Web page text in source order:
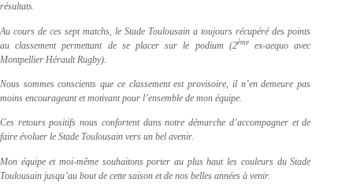
résultats.
Au cours de ces sept matchs, le Stade Toulousain a toujours récupéré des points
au classement permettant de se placer sur le podium (2èmeex-aequo avec
Montpellier Hérault Rugby).
Nous sommes conscients que ce classement est provisoire, il n’en demeure pas
moins encourageant et motivant pour l’ensemble de mon équipe.
Ces retours positifs nous confortent dans notre démarche d’accompagner et de
faire évoluer le Stade Toulousain vers un bel avenir.
Mon équipe et moi-même souhaitons porter au plus haut les couleurs du Stade
Toulousain jusqu’au bout de cette saison et de nos belles années à venir.